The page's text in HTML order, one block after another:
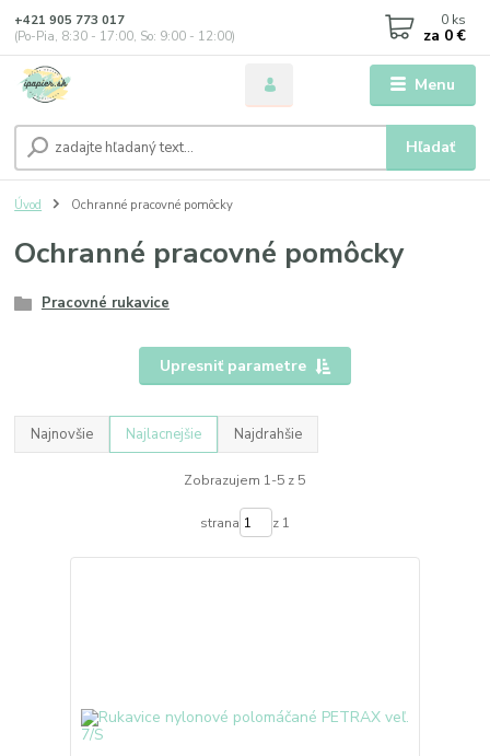
Menu
Hľadať
+421 905 773 017
(Po-Pia, 8:30 - 17:00, So: 9:00 - 12:00)
0 ks
za 0 €
Úvod Ochranné pracovné pomôcky
Ochranné pracovné pomôcky
Pracovné rukavice
Upresniť parametre
Najnovšie Najlacnejšie Najdrahšie
Zobrazujem 1-5 z 5
strana z 1